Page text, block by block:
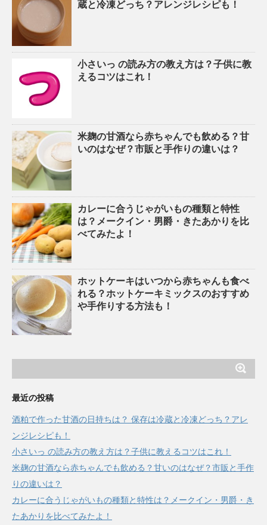
蔵と冷凍どっち？アレンジレシピも！
小さいっ の読み方の教え方は？子供に教
えるコツはこれ！
米麹の甘酒なら赤ちゃんでも飲める？甘
いのはなぜ？市販と手作りの違いは？
カレーに合うじゃがいもの種類と特性
は？メークイン・男爵・きたあかりを比
べてみたよ！
ホットケーキはいつから赤ちゃんも食べ
れる？ホットケーキミックスのおすすめ
や手作りする方法も！
最近の投稿
酒粕で作った甘酒の日持ちは？ 保存は冷蔵と冷凍どっち？アレ
ンジレシピも！
小さいっ の読み方の教え方は？子供に教えるコツはこれ！
米麹の甘酒なら赤ちゃんでも飲める？甘いのはなぜ？市販と手作
りの違いは？
カレーに合うじゃがいもの種類と特性は？メークイン・男爵・き
たあかりを比べてみたよ！